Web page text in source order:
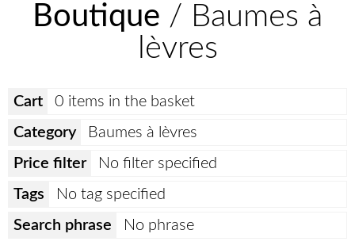
Boutique / Baumes à
lèvres
Cart
0 items in the basket
Category
Baumes à lèvres
Price filter
No filter specified
Tags
No tag specified
Search phrase
No phrase